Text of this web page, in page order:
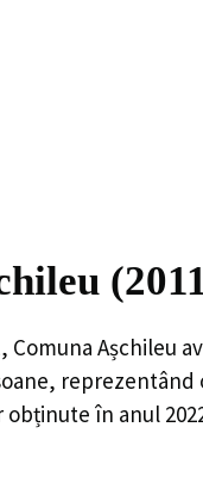
Comuna Așchileu
reprezentând
în anul